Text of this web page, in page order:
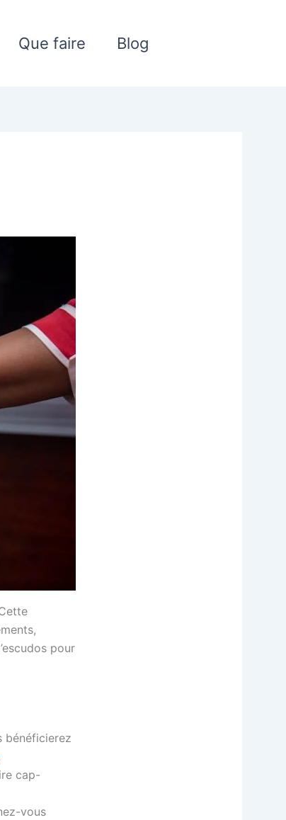
Que faire Blog
pour
bénéficierez
cap-
vous